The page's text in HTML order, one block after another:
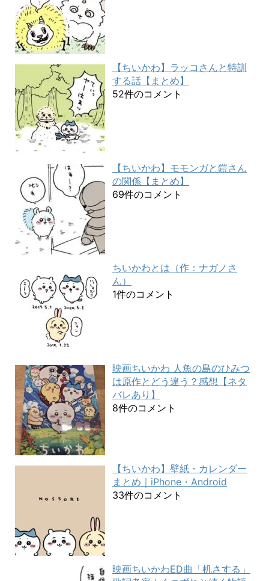
【ちいかわ】ラッコさんと特訓
する話【まとめ】
52件のコメント
【ちいかわ】モモンガと鎧さん
の関係【まとめ】
69件のコメント
ちいかわとは（作：ナガノさ
ん）
1件のコメント
映画ちいかわ 人魚の島のひみつ
は原作とどう違う？感想【ネタ
バレあり】
8件のコメント
【ちいかわ】壁紙・カレンダー
まとめ｜iPhone・Android
33件のコメント
映画ちいかわED曲「机さする」